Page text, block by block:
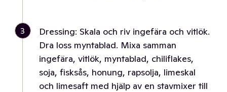
3
Dressing: Skala och riv ingefära och vitlök.
Dra loss myntablad. Mixa samman
ingefära, vitlök, myntablad, chiliflakes,
soja, fisksås, honung, rapsolja, limeskal
och limesaft med hjälp av en stavmixer till